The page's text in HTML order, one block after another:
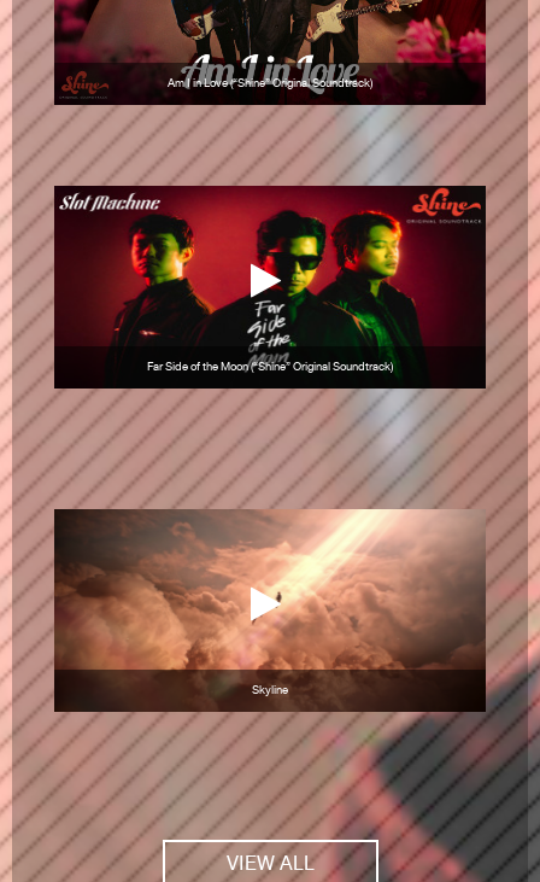
Am I in Love (“Shine” Original Soundtrack)
Far Side of the Moon (“Shine” Original Soundtrack)
Skyline
VIEW ALL